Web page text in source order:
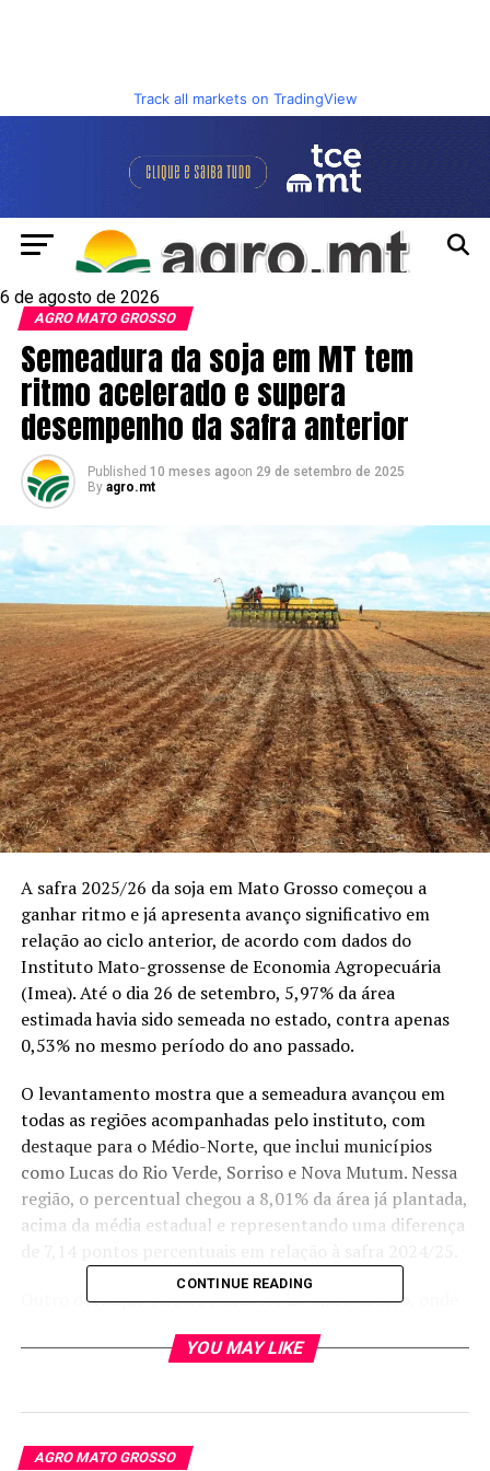
Track all markets on TradingView
6 de agosto de 2026
AGRO MATO GROSSO
Semeadura da soja em MT tem
ritmo acelerado e supera
desempenho da safra anterior
Published 10 meses agoon 29 de setembro de 2025
By agro.mt
A safra 2025/26 da soja em Mato Grosso começou a
ganhar ritmo e já apresenta avanço significativo em
relação ao ciclo anterior, de acordo com dados do
Instituto Mato-grossense de Economia Agropecuária
(Imea). Até o dia 26 de setembro, 5,97% da área
estimada havia sido semeada no estado, contra apenas
0,53% no mesmo período do ano passado.
O levantamento mostra que a semeadura avançou em
todas as regiões acompanhadas pelo instituto, com
destaque para o Médio-Norte, que inclui municípios
como Lucas do Rio Verde, Sorriso e Nova Mutum. Nessa
região, o percentual chegou a 8,01% da área já plantada,
acima da média estadual e representando uma diferença
Outro destaque veio do Nordeste de Mato Grosso, onde
passado para 7,86% neste ano — um avanço de 7,68
CONTINUE READING
YOU MAY LIKE
AGRO MATO GROSSO